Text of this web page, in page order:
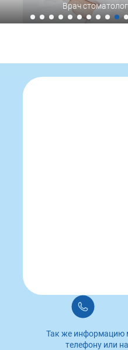
Врач
Так же информацию
телефону или